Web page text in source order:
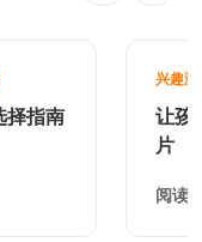
择指南
兴趣激
让孩
片
阅读